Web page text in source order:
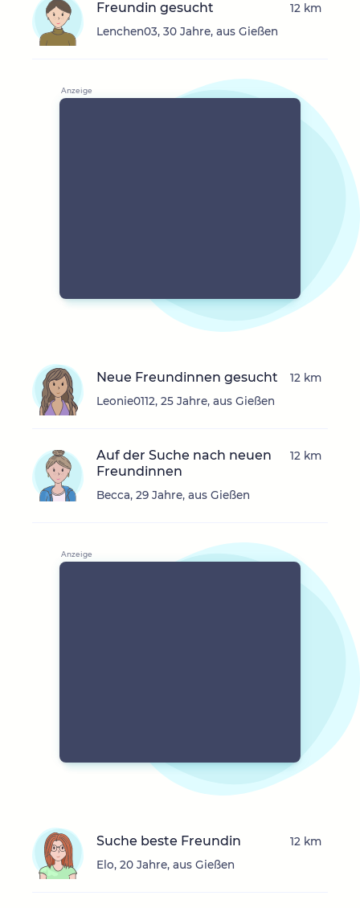
Freundin gesucht
Lenchen03, 30 Jahre, aus Gießen
12 km
Neue Freundinnen gesucht
Leonie0112, 25 Jahre, aus Gießen
12 km
Auf der Suche nach neuen
Freundinnen
Becca, 29 Jahre, aus Gießen
12 km
Suche beste Freundin
Elo, 20 Jahre, aus Gießen
12 km